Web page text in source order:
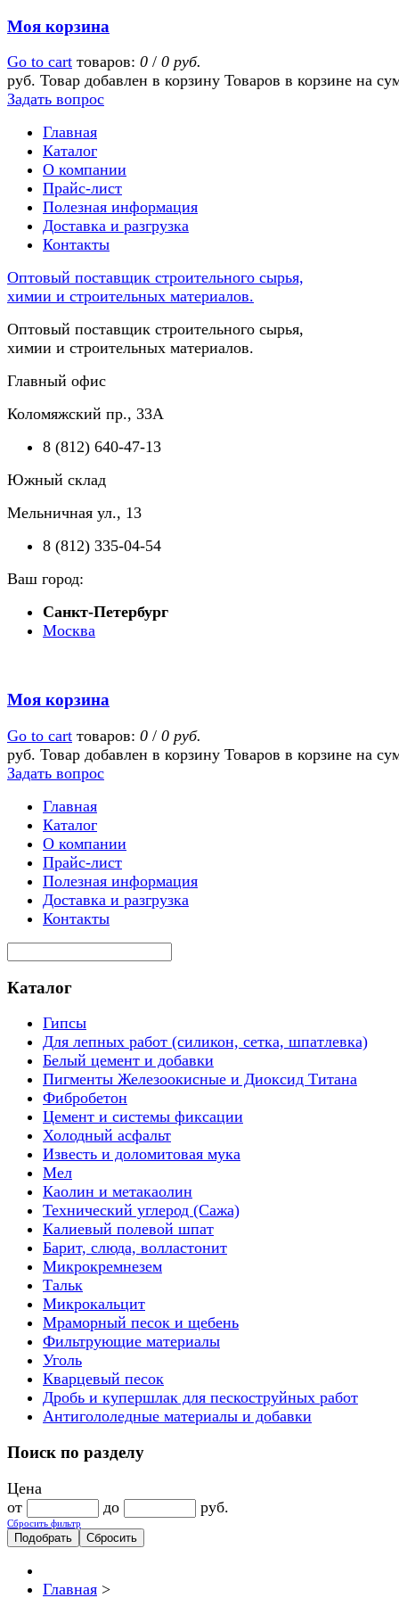
Моя корзина
Go to cart товаров: 0 / 0 руб.
руб. Товар добавлен в корзину Товаров в корзине на
Задать вопрос
Главная
Каталог
О компании
Прайс-лист
Полезная информация
Доставка и разгрузка
Контакты
Оптовый поставщик строительного сырья,
химии и строительных материалов.
Оптовый поставщик строительного сырья,
химии и строительных материалов.
Главный офис
Коломяжский пр., 33А
8 (812) 640-47-13
Южный склад
Мельничная ул., 13
8 (812) 335-04-54
Ваш город:
Санкт-Петербург
Москва
Моя корзина
Go to cart товаров: 0 / 0 руб.
руб. Товар добавлен в корзину Товаров в корзине на
Задать вопрос
Главная
Каталог
О компании
Прайс-лист
Полезная информация
Доставка и разгрузка
Контакты
Каталог
Гипсы
Для лепных работ (силикон, сетка, шпатлевка)
Белый цемент и добавки
Пигменты Железоокисные и Диоксид Титана
Фибробетон
Цемент и системы фиксации
Холодный асфальт
Известь и доломитовая мука
Мел
Каолин и метакаолин
Технический углерод (Сажа)
Калиевый полевой шпат
Барит, слюда, волластонит
Микрокремнезем
Тальк
Микрокальцит
Мраморный песок и щебень
Фильтрующие материалы
Уголь
Кварцевый песок
Дробь и купершлак для пескоструйных работ
Антигололедные материалы и добавки
Поиск по разделу
Цена
от
до руб.
Сбросить фильтр
Главная >